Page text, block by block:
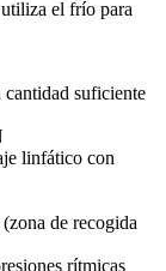
el frío para
suficiente
linfático con
de recogida
rítmicas